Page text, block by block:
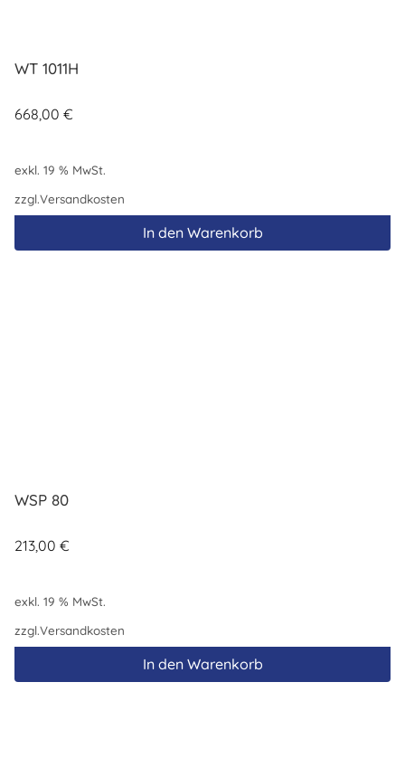
WT 1011H
668,00 €
exkl. 19 % MwSt.
zzgl.Versandkosten
In den Warenkorb
WSP 80
213,00 €
exkl. 19 % MwSt.
zzgl.Versandkosten
In den Warenkorb